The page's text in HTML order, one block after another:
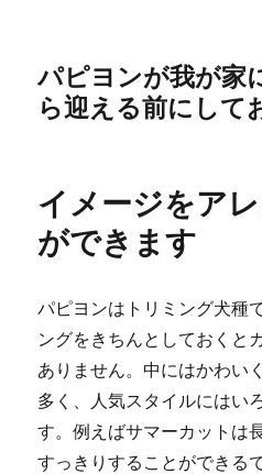
パピヨンが我が家
ら迎える前にして
イメージをア
ができます
パピヨンはトリミング犬種
ングをきちんとしておくと
ありません。中にはかわい
多く、人気スタイルにはい
す。例えばサマーカットは
すっきりすることができる